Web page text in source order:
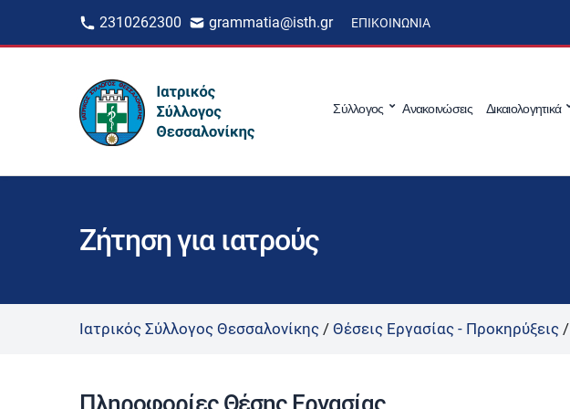
2310262300 grammatia@isth.gr ΕΠΙΚΟΙΝΩΝΊΑ
Σύλλογος Ανακοινώσεις Δικαιολογητικά
Ζήτηση για ιατρούς
Ιατρικός Σύλλογος Θεσσαλονίκης / Θέσεις Εργασίας - Προκηρύξεις /
Πληροφορίες Θέσης Εργασίας